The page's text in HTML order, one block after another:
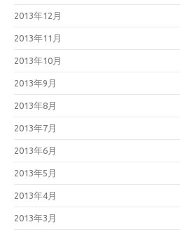
2013年12月
2013年11月
2013年10月
2013年9月
2013年8月
2013年7月
2013年6月
2013年5月
2013年4月
2013年3月